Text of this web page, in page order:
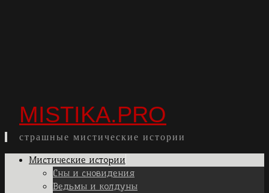
MISTIKA.PRO
страшные мистические истории
Skip
Мистические истории
Сны и сновидения
Ведьмы и колдуны